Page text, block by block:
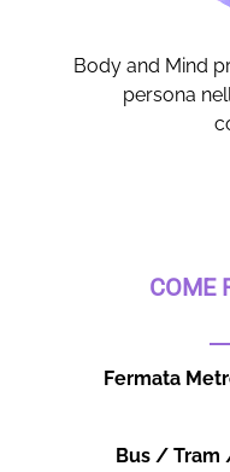
Body and Mind
persona
COME
Fermata
Bus / Tram